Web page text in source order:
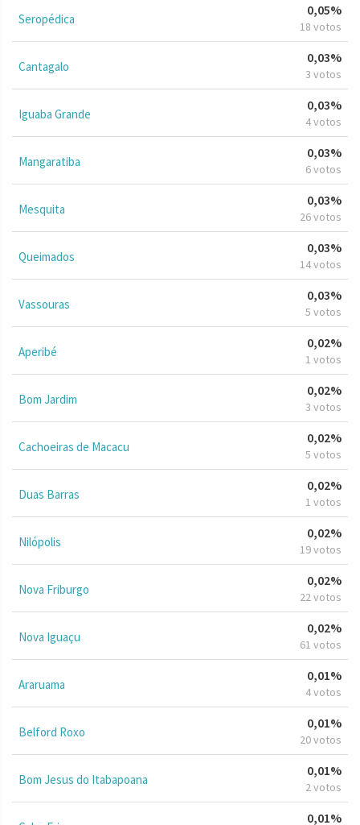
Seropédica
0,05%
18 votos
Cantagalo
0,03%
3 votos
Iguaba Grande
0,03%
4 votos
Mangaratiba
0,03%
6 votos
Mesquita
0,03%
26 votos
Queimados
0,03%
14 votos
Vassouras
0,03%
5 votos
Aperibé
0,02%
1 votos
Bom Jardim
0,02%
3 votos
Cachoeiras de Macacu
0,02%
5 votos
Duas Barras
0,02%
1 votos
Nilópolis
0,02%
19 votos
Nova Friburgo
0,02%
22 votos
Nova Iguaçu
0,02%
61 votos
Araruama
0,01%
4 votos
Belford Roxo
0,01%
20 votos
Bom Jesus do Itabapoana
0,01%
2 votos
0,01%